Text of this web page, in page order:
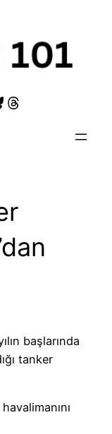
Threads
başlarında
tanker